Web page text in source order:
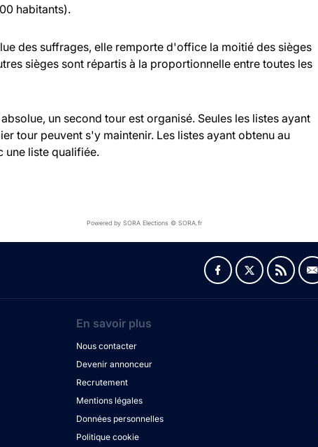
habitants).
des suffrages, elle remporte d'office la moitié des sièges
sièges sont répartis à la proportionnelle entre toutes les
un second tour est organisé. Seules les listes ayant
tour peuvent s'y maintenir. Les listes ayant obtenu au
une liste qualifiée.
Powered by SORA Elections © SORA.fr
En savoir plus
Nous contacter
Devenir annonceur
Recrutement
Mentions légales
Données personnelles
Politique cookie